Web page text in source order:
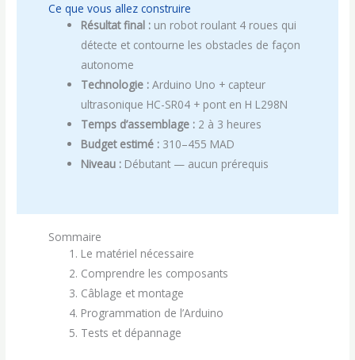
Ce que vous allez construire
Résultat final : un robot roulant 4 roues qui
détecte et contourne les obstacles de façon
autonome
Technologie : Arduino Uno + capteur
ultrasonique HC-SR04 + pont en H L298N
Temps d’assemblage : 2 à 3 heures
Budget estimé : 310–455 MAD
Niveau : Débutant — aucun prérequis
Sommaire
Le matériel nécessaire
Comprendre les composants
Câblage et montage
Programmation de l’Arduino
Tests et dépannage